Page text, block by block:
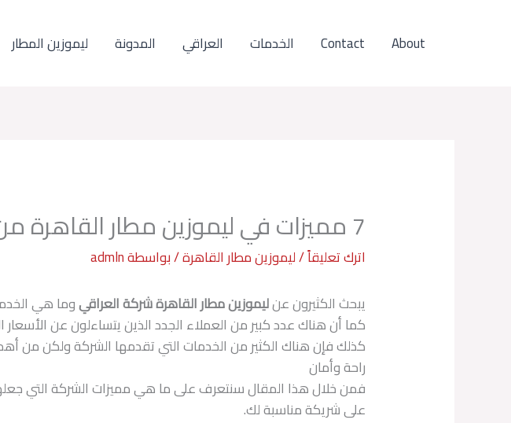
About
Contact الخدمات العراقي المدونة ليموزين المطار
7 مميزات في ليموزين مطار القاهرة من شركة العراقي
اترك تعليقاً/ليموزين مطار القاهرة/ بواسطةadmln
يبحث الكثيرون عنليموزين مطار القاهرة شركة العراقيوما هي
كما أن هناك عدد كبير من العملاء الجدد الذين يتساءلون عن
كذلك فإن هناك الكثير من الخدمات التي تقدمها الشركة ولكن من
راحة وأمان
فمن خلال هذا المقال سنتعرف على ما هي مميزات الشركة التي جعلها
على شريكة مناسبة لك.